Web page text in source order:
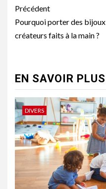
Navigation
d’article
Précédent
Pourquoi porter des bijoux
créateurs faits à la main ?
EN SAVOIR PLUS
DIVERS